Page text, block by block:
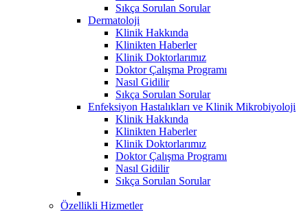
Sıkça Sorulan Sorular
Dermatoloji
Klinik Hakkında
Klinikten Haberler
Klinik Doktorlarımız
Doktor Çalışma Programı
Nasıl Gidilir
Sıkça Sorulan Sorular
Enfeksiyon Hastalıkları ve Klinik Mikrobiyoloji
Klinik Hakkında
Klinikten Haberler
Klinik Doktorlarımız
Doktor Çalışma Programı
Nasıl Gidilir
Sıkça Sorulan Sorular
Özellikli Hizmetler